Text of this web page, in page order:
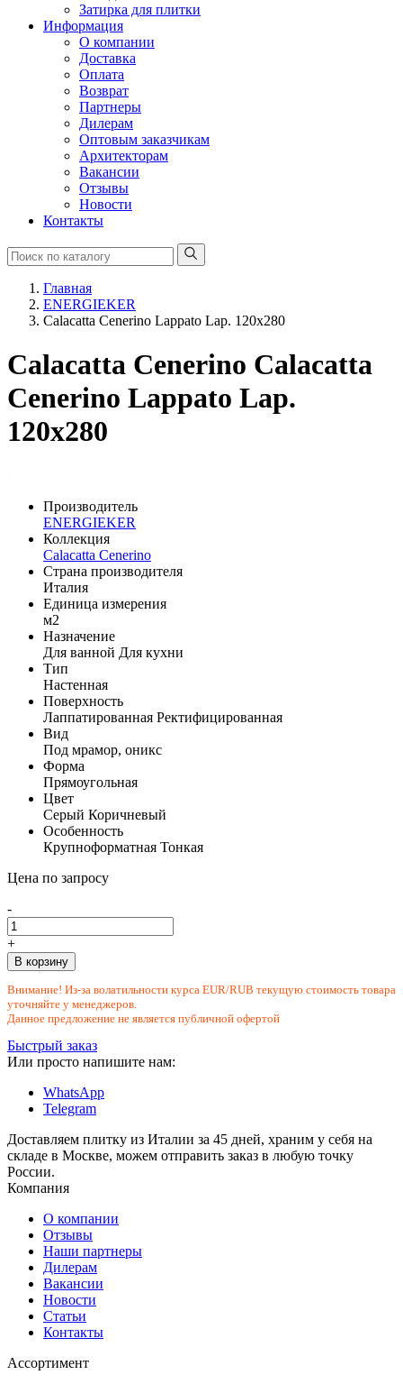
Затирка для плитки
Информация
О компании
Доставка
Оплата
Возврат
Партнеры
Дилерам
Оптовым заказчикам
Архитекторам
Вакансии
Отзывы
Новости
Контакты
Главная
ENERGIEKER
Calacatta Cenerino Lappato Lap. 120x280
Calacatta Cenerino Calacatta
Cenerino Lappato Lap.
120x280
Производитель
ENERGIEKER
Коллекция
Calacatta Cenerino
Страна производителя
Италия
Единица измерения
м2
Назначение
Для ванной Для кухни
Тип
Настенная
Поверхность
Лаппатированная Ректифицированная
Вид
Под мрамор, оникс
Форма
Прямоугольная
Цвет
Серый Коричневый
Особенность
Крупноформатная Тонкая
Цена по запросу
-
+
В корзину
Внимание! Из-за волатильности курса EUR/RUB текущую стоимость товара
уточняйте у менеджеров.
Данное предложение не является публичной офертой
Быстрый заказ
Или просто напишите нам:
WhatsApp
Telegram
Доставляем плитку из Италии за 45 дней, храним у себя на
складе в Москве, можем отправить заказ в любую точку
России.
Компания
О компании
Отзывы
Наши партнеры
Дилерам
Вакансии
Новости
Статьи
Контакты
Ассортимент